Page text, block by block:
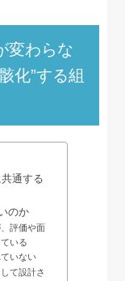
変わらな
化”する組
通する
のか
評価や面
いる
いない
て設計さ